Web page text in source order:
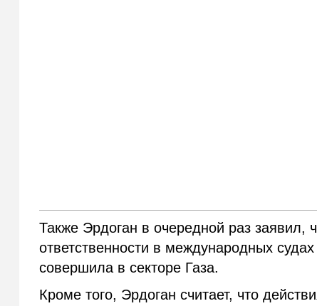
Также Эрдоган в очередной раз заявил,
ответственности в международных
совершила в секторе Газа.
Кроме того, Эрдоган считает, что